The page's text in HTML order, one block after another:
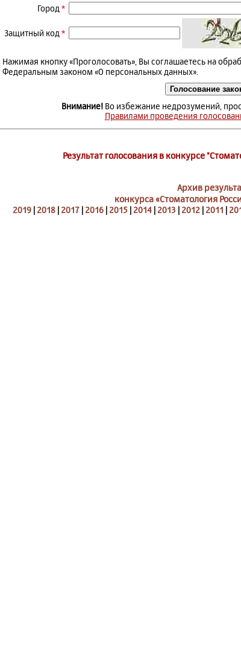
Город *
Защитный код *
Нажимая кнопку «Проголосовать», Вы соглашаетесь на
Федеральным законом «О персональных данных».
Внимание! Во избежание недрозумений,
Правилами проведения
Результат голосования в конкурсе
Архив
конкурса «Стоматология
2019| 2018| 2017| 2016| 2015 | 2014| 2013 | 2012| 2011 |